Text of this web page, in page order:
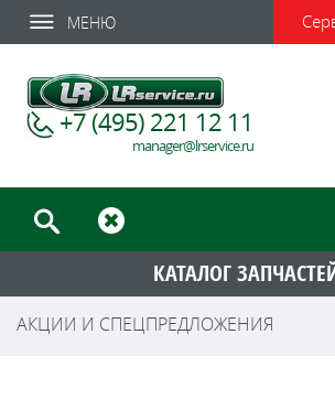
МЕНЮ
+7 (495) 221 12 11
manager@lrservice.ru
КАТАЛОГ
АКЦИИ И СПЕЦПРЕДЛОЖЕНИЯ